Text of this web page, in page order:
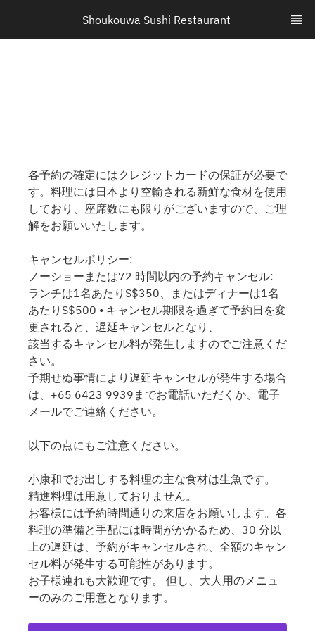
Shoukouwa Sushi Restaurant
各予約の確定にはクレジットカードの保証が必要で
す。料理には日本より空輸される新鮮な食材を使用
しており、座席数にも限りがございますので、ご理
解をお願いいたします。
キャンセルポリシー:
ノーショーまたは72 時間以内の予約キャンセル:
ランチは1名あたりS$350、またはディナーは1名
あたりS$500 • キャンセル期限を過ぎて予約日を変
更されると、遅延キャンセルとなり、
該当するキャンセル料が発生しますのでご注意くだ
さい。
予期せぬ事情により遅延キャンセルが発生する場合
は、+65 6423 9939までお電話いただくか、電子
メールでご連絡ください。
以下の点にもご注意ください。
小康和でお出しする料理の主な食材は生魚です。
精進料理は用意しておりません。
お客様には予約時間通りの来店をお願いします。各
料理の準備と手配には時間がかかるため、30 分以
上の遅延は、予約がキャンセルされ、全額のキャン
セル料が発生する可能性があります。
お子様連れも大歓迎です。 但し、大人用のメニュ
ーのみのご用意となります。